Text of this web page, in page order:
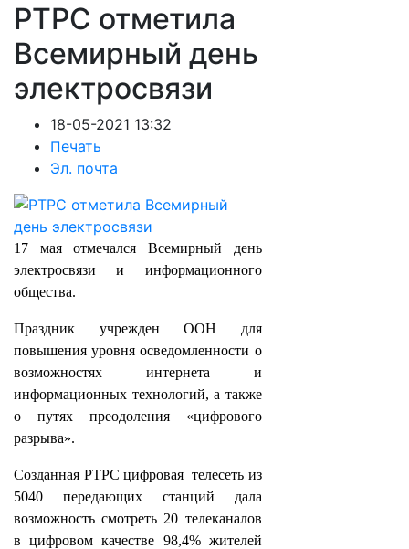
РТРС отметила
Всемирный день
электросвязи
18-05-2021 13:32
Печать
Эл. почта
17 мая отмечался Всемирный день
электросвязи и информационного
общества.
Праздник учрежден ООН для
повышения уровня осведомленности о
возможностях интернета и
информационных технологий, а также
о путях преодоления «цифрового
разрыва».
Созданная РТРС цифровая телесеть из
5040 передающих станций дала
возможность смотреть 20 телеканалов
в цифровом качестве 98,4% жителей